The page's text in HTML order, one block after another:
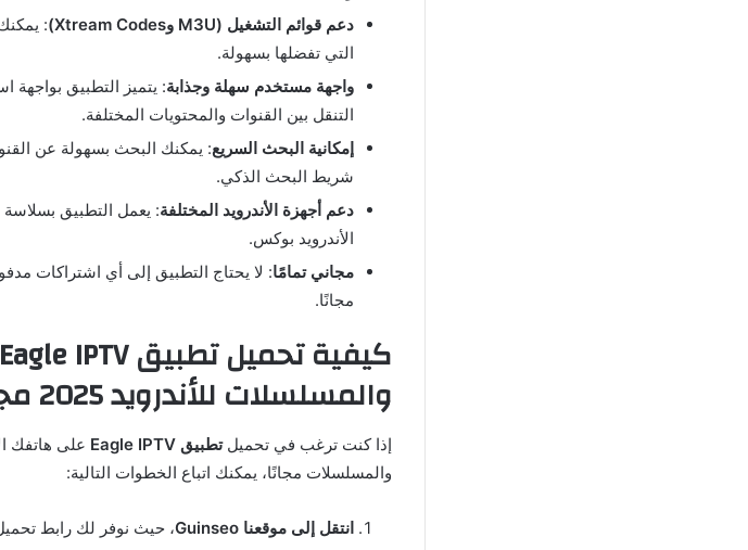
دعم قوائم التشغيل (M3U وXtream Codes)
:
التي تفضلها بسهولة.
واجهة مستخدم سهلة وجذابة: يتميز التطبيق
التنقل بين القنوات والمحتويات المختلفة.
إمكانية البحث السريع: يمكنك البحث بسهولة عن
شريط البحث الذكي.
دعم أجهزة الأندرويد المختلفة: يعمل التطبيق بسلاسة
الأندرويد بوكس.
مجاني تمامًا: لا يحتاج التطبيق إلى أي اشتراكات
مجانًا.
والمسلسلات للأندرويد 2025 مجانا
إذا كنت ترغب في تحميلتطبيق Eagle IPTV
على هاتفك
والمسلسلات مجانًا، يمكنك اتباع الخطوات التالية:
انتقل إلى موقعنا Guinseo
، حيث نوفر لك رابط